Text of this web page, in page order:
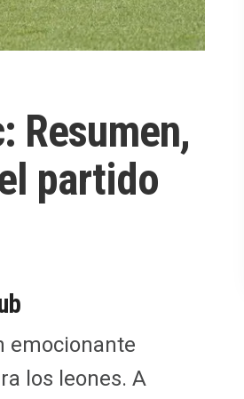
Resumen,
partido
emocionante
los leones. A